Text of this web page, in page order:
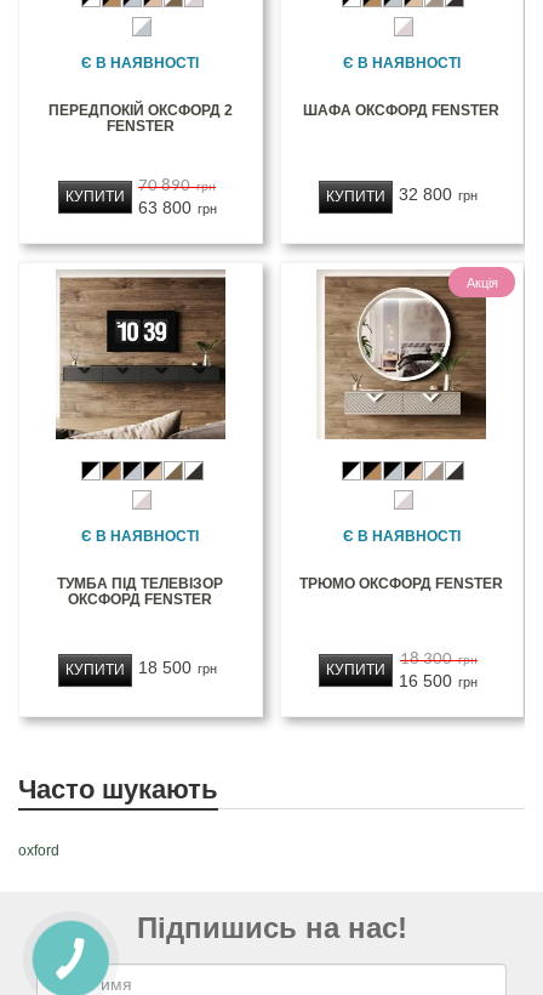
Є В НАЯВНОСТІ
ПЕРЕДПОКІЙ ОКСФОРД 2
FENSTER
70 890 грн
63 800 грн
КУПИТИ
Є В НАЯВНОСТІ
ШАФА ОКСФОРД FENSTER
32 800 грн
КУПИТИ
Є В НАЯВНОСТІ
ТУМБА ПІД ТЕЛЕВІЗОР
ОКСФОРД FENSTER
18 500 грн
КУПИТИ
Акція
Є В НАЯВНОСТІ
ТРЮМО ОКСФОРД FENSTER
18 300 грн
16 500 грн
КУПИТИ
Часто шукають
oxford
Підпишись на нас!